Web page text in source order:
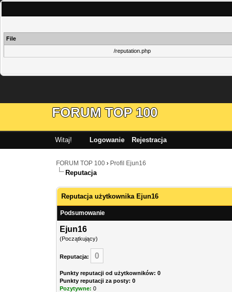
File
/reputation.php
FORUM TOP 100
Witaj! Logowanie Rejestracja
FORUM TOP 100 › Profil Ejun16
Reputacja
Reputacja użytkownika Ejun16
Podsumowanie
Ejun16
(Początkujący)
Reputacja: 0
Punkty reputacji od użytkowników: 0
Punkty reputacji za posty: 0
Pozytywne: 0